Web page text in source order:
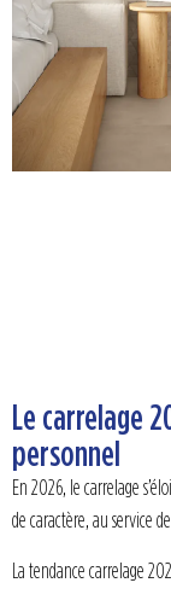
Le carrelage
personnel
En 2026, le carrelage
de caractère, au service
La tendance carrelage